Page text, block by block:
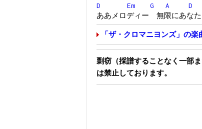
D
Em G A D
ああメロディー 無限にあなた
「ザ・クロマニヨンズ」の楽
剽窃（採譜することなく一部
は禁止しております。